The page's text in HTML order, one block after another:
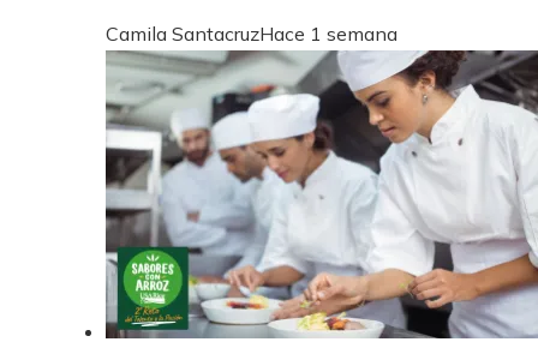
Camila SantacruzHace 1 semana